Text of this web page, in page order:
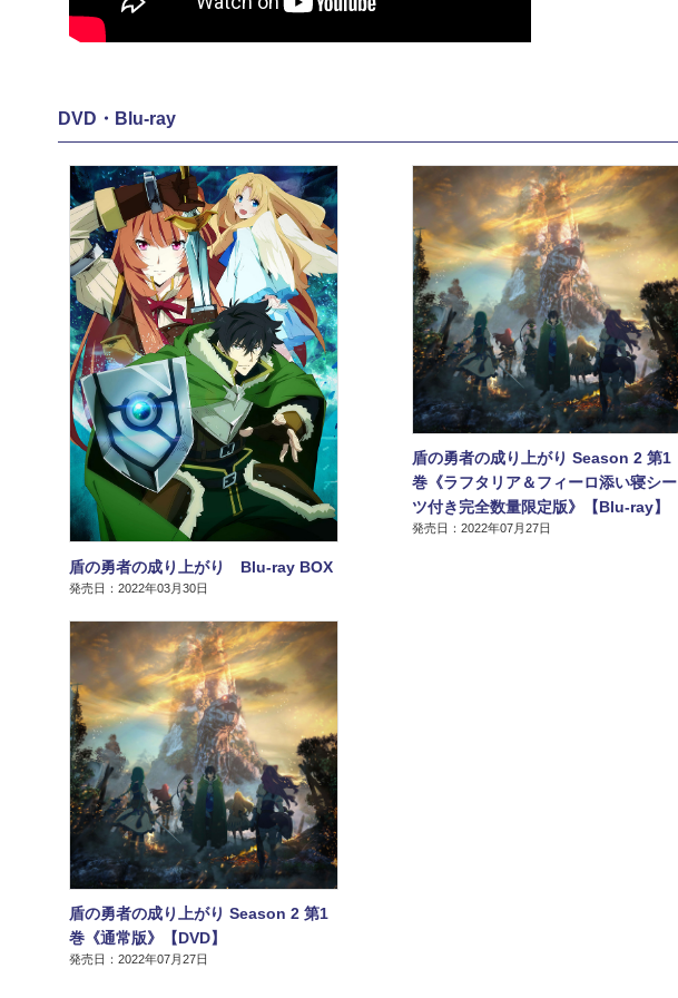
DVD・Blu-ray
盾の勇者の成り上がり Blu-ray BOX
発売日：2022年03月30日
盾の勇者の成り上がり Season 2 第1
巻《ラフタリア＆フィーロ添い寝シー
ツ付き完全数量限定版》【Blu-ray】
発売日：2022年07月27日
盾の勇者の成り上がり Season 2 第1
巻《通常版》【DVD】
発売日：2022年07月27日